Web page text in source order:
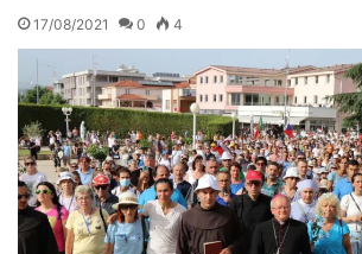
17/08/2021 0 4